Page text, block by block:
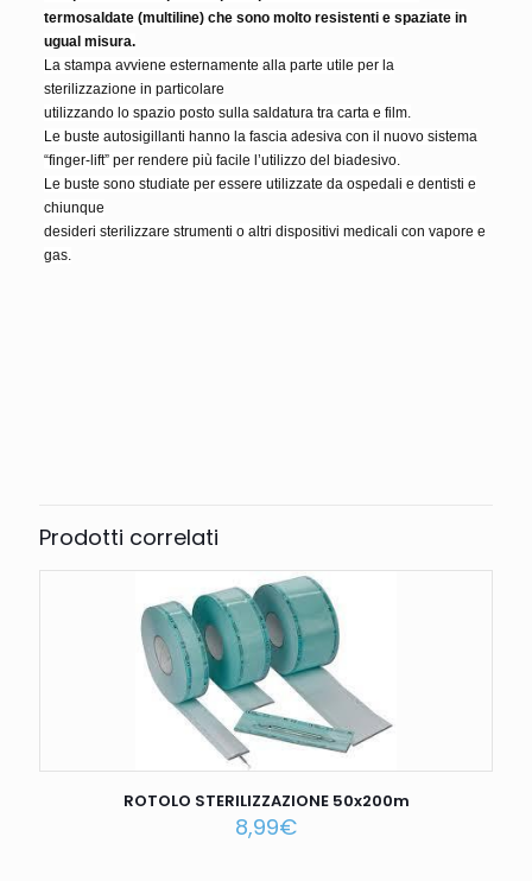
termosaldate (multiline) che sono molto resistenti e spaziate in
ugual misura.
La stampa avviene esternamente alla parte utile per la
sterilizzazione in particolare
utilizzando lo spazio posto sulla saldatura tra carta e film.
Le buste autosigillanti hanno la fascia adesiva con il nuovo sistema
“finger-lift” per rendere più facile l’utilizzo del biadesivo.
Le buste sono studiate per essere utilizzate da ospedali e dentisti e
chiunque
desideri sterilizzare strumenti o altri dispositivi medicali con vapore e
gas.
Prodotti correlati
ROTOLO STERILIZZAZIONE 50x200m
8,99€